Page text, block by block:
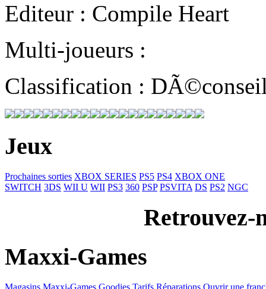
Editeur : Compile Heart
Multi-joueurs :
Classification :
Jeux
Prochaines sorties XBOX SERIES PS5 PS4 XBOX ONE
SWITCH 3DS WII U WII PS3 360 PSP PSVITA DS PS2 NGC
Retrouvez-
Maxxi-Games
Magasins Maxxi-Games Goodies Tarifs Réparations Ouvrir une